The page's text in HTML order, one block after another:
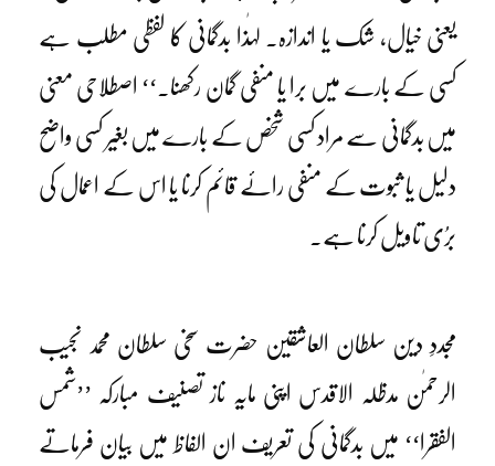
یعنی خیال، شک یا اندازہ۔ لہٰذا بدگمانی کا لفظی مطلب ہے
کسی کے بارے میں برا یا منفی گمان رکھنا۔‘‘ اصطلاحی معنی
میں بدگمانی سے مراد کسی شخص کے بارے میں بغیر کسی واضح
دلیل یا ثبوت کے منفی رائے قائم کرنا یا اس کے اعمال کی
برُی تاویل کرنا ہے۔
مجددِ دین سلطان العاشقین حضرت سخی سلطان محمد نجیب
الرحمٰن مدظلہ الاقدس اپنی مایہ ناز تصنیف مبارکہ ’’شمس
الفقرا‘‘ میں بدگمانی کی تعریف ان الفاظ میں بیان فرماتے